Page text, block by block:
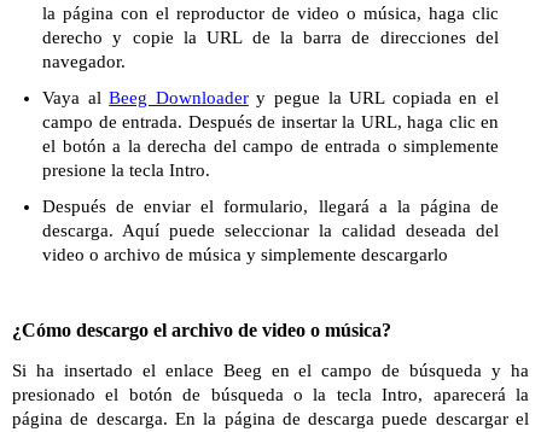
la página con el reproductor de video o música, haga clic
derecho y copie la URL de la barra de direcciones del
navegador.
Vaya alBeeg Downloadery pegue la URL copiada en el
campo de entrada. Después de insertar la URL, haga clic en
el botón a la derecha del campo de entrada o simplemente
presione la tecla Intro.
Después de enviar el formulario, llegará a la página de
descarga. Aquí puede seleccionar la calidad deseada del
video o archivo de música y simplemente descargarlo
¿Cómo descargo el archivo de video o música?
Si ha insertado el enlace Beeg en el campo de búsqueda y ha
presionado el botón de búsqueda o la tecla Intro, aparecerá la
página de descarga. En la página de descarga puede descargar el